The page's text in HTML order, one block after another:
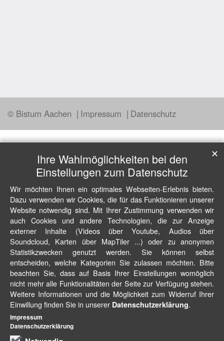
© Bistum Aachen Impressum Datenschutz
Ihre Wahlmöglichkeiten bei den
Einstellungen zum Datenschutz
Wir möchten Ihnen ein optimales Webseiten-Erlebnis bieten.
Dazu verwenden wir Cookies, die für das Funktionieren unserer
Website notwendig sind. Mit Ihrer Zustimmung verwenden wir
auch Cookies und andere Technologien, die zur Anzeige
externer Inhalte (Videos über Youtube, Audios über
Soundcloud, Karten über MapTiler ...) oder zu anonymen
Statistikzwecken genutzt werden. Sie können selbst
entscheiden, welche Kategorien Sie zulassen möchten. Bitte
beachten Sie, dass auf Basis Ihrer Einstellungen womöglich
nicht mehr alle Funktionalitäten der Seite zur Verfügung stehen.
Weitere Informationen und die Möglichkeit zum Widerruf Ihrer
Einwillung finden Sie in unserer Datenschutzerklärung.
✕
Impressum
Datenschutzerklärung